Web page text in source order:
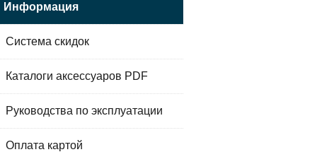
Информация
Система скидок
Каталоги аксессуаров PDF
Руководства по эксплуатации
Оплата картой